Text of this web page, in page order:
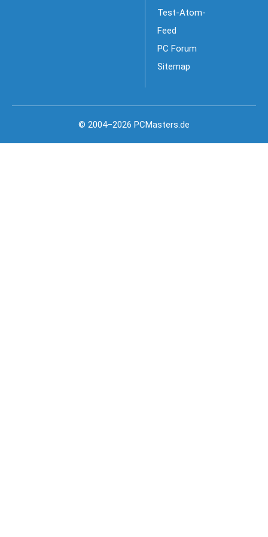
Test-Atom-
Feed
PC Forum
Sitemap
© 2004–2026 PCMasters.de